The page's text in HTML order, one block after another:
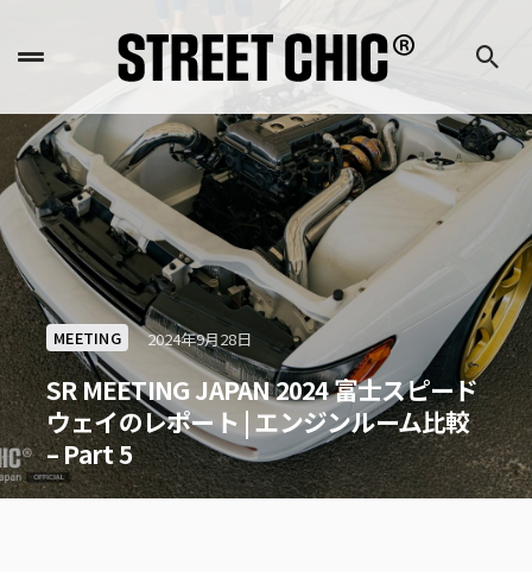
MEETING 2024年9月28日
SR MEETING JAPAN 2024 富士スピード
ウェイのレポート | エンジンルーム比較
– Part 5